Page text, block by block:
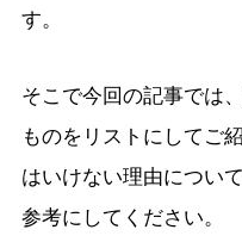
す。
そこで今回の記事では
ものをリストにしてご
はいけない理由につい
参考にしてください。